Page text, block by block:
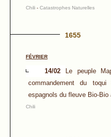
Chili - Catastrophes Naturelles
1655
FÉVRIER
14/02
Le peuple
commandement du
espagnols du fleuve Bio-Bio
Chili